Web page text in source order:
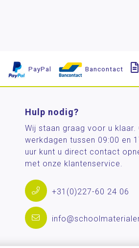
PayPal Bancontact
Hulp nodig?
Wij staan graag voor u klaar.
werkdagen tussen 09:00 en
uur kunt u direct contact
met onze klantenservice.
+31(0)227-60 24 06